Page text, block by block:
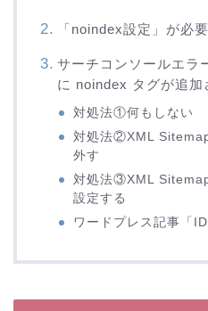
「noindex設定」が必
サーチコンソールエラ
に noindex タグが追加
対処法①何もしない
対処法②XML
外す
対処法③XML
設定する
ワードプレス記事「